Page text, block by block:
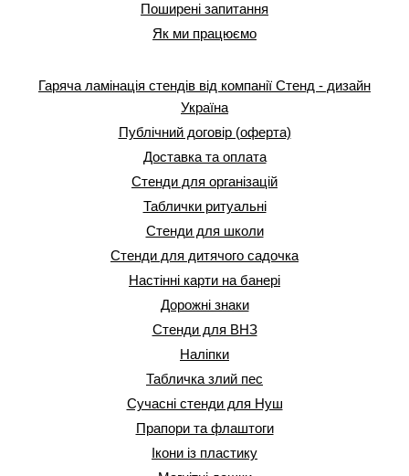
Поширені запитання
Як ми працюємо
Гаряча ламінація стендів від компанії Стенд - дизайн
Україна
Публічний договір (оферта)
Доставка та оплата
Стенди для організацій
Таблички ритуальні
Стенди для школи
Стенди для дитячого садочка
Настінні карти на банері
Дорожні знаки
Стенди для ВНЗ
Наліпки
Табличка злий пес
Сучасні стенди для Нуш
Прапори та флаштоги
Ікони із пластику